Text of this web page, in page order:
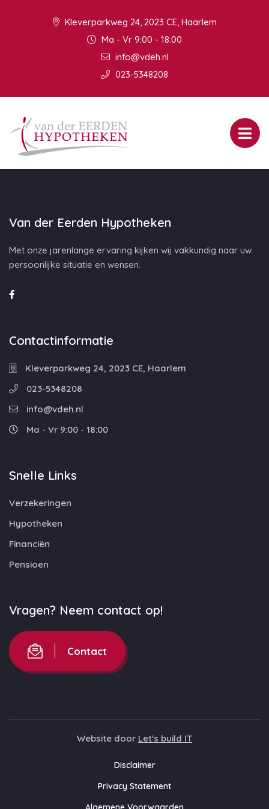
Kleverparkweg 24, 2023 CE, Haarlem
Ma - Vr 9:00 - 18:00
info@vdeh.nl
023-5348208
Van der Eerden Hypotheken
Met onze jarenlange ervaring kijken wij vakkundig naar uw
persoonlijke situatie en wensen.
Contactinformatie
Kleverparkweg 24, 2023 CE, Haarlem
023-5348208
info@vdeh.nl
Ma - Vr 9:00 - 18:00
Snelle Links
Verzekeringen
Hypotheken
Financiën
Pensioen
Vragen? Neem contact op!
Contact
Website door Let's build IT
Disclaimer
Privacy Statement